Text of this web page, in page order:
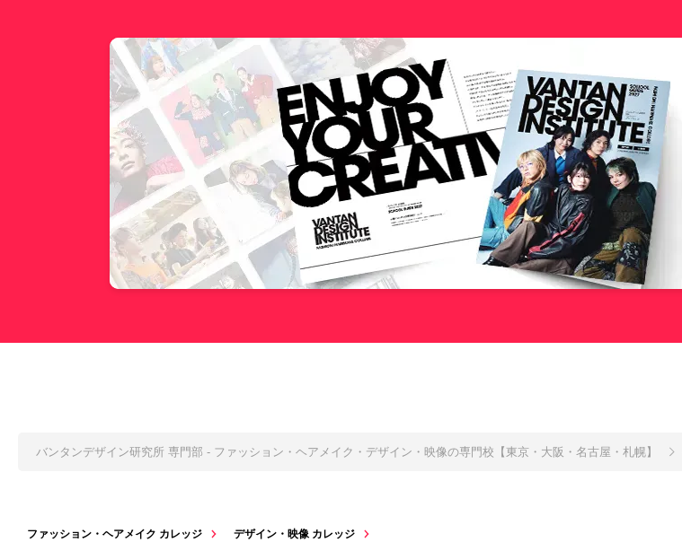
バンタンデザイン研究所 専門部 - ファッション・ヘアメイク・デザイン・映像の専門校【東京・大阪・名古屋・札幌】
ファッション・ヘアメイク カレッジ デザイン・映像 カレッジ